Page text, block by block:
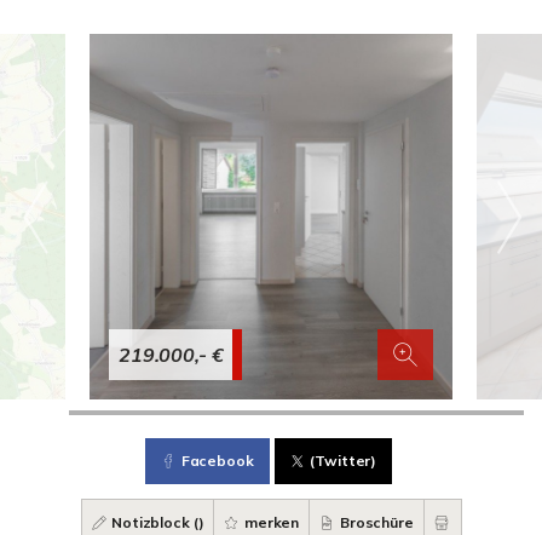
219.000,- €
Facebook (Twitter)
Notizblock () merken Broschüre